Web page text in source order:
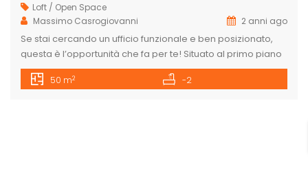
Loft / Open Space
Massimo Casrogiovanni
2 anni ago
Se stai cercando un ufficio funzionale e ben posizionato,
questa è l’opportunità che fa per te! Situato al primo piano
di un edificio con destinazione A10, questo ufficio di circa 50
mq offre tutto lo spazio necessario per la tua attività
50 m2 -2